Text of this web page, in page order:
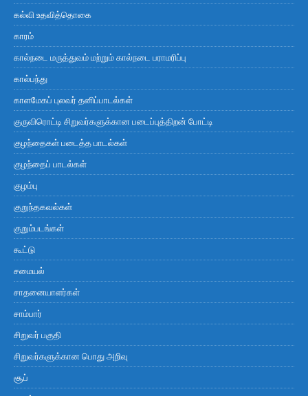
கல்வி உதவித்தொகை
காரம்
கால்நடை மருத்துவம் மற்றும் கால்நடை பராமரிப்பு
கால்பந்து
காளமேகப் புலவர் தனிப்பாடல்கள்
குருவிரொட்டி சிறுவர்களுக்கான படைப்புத்திறன் போட்டி
குழந்தைகள் படைத்த பாடல்கள்
குழந்தைப் பாடல்கள்
குழம்பு
குறுந்தகவல்கள்
குறும்படங்கள்
கூட்டு
சமையல்
சாதனையாளர்கள்
சாம்பார்
சிறுவர் பகுதி
சிறுவர்களுக்கான பொது அறிவு
சூப்